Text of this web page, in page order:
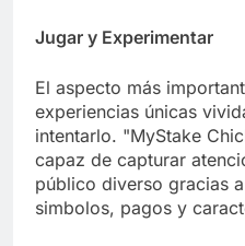
Jugar y Experimentar
El aspecto más
experiencias únicas
intentarlo. "MyStake
capaz de capturar
público diverso gracias
simbolos, pagos y